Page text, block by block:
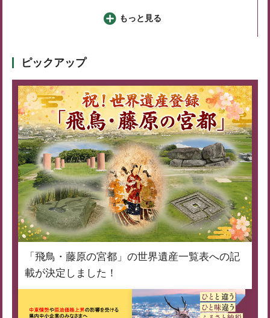
もっと見る
ピックアップ
「飛鳥・藤原の宮都」の世界遺産一覧表への記
載が決定しました！